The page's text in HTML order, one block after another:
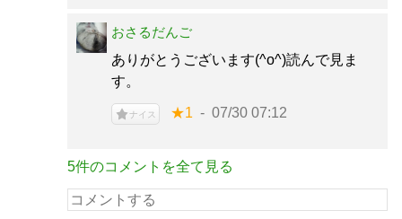
おさるだんご
ありがとうございます(^o^)読んで見ま
す。
ナイス ★1 07/30 07:12
5件のコメントを全て見る